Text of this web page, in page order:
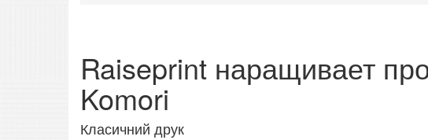
Raiseprint наращивает
Komori
Класичний друк